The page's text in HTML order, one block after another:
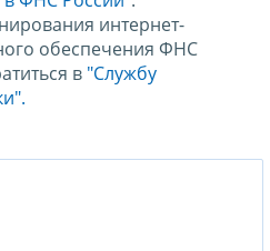
интернет-
обеспечения ФНС
в "Службу